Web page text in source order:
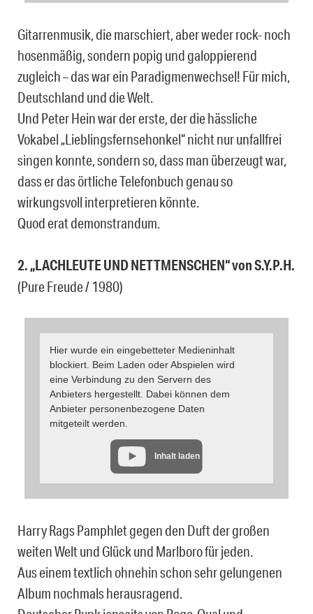
Gitarrenmusik, die marschiert, aber weder rock- noch
hosenmäßig, sondern popig und galoppierend
zugleich – das war ein Paradigmenwechsel! Für mich,
Deutschland und die Welt.
Und Peter Hein war der erste, der die hässliche
Vokabel „Lieblingsfernsehonkel“ nicht nur unfallfrei
singen konnte, sondern so, dass man überzeugt war,
dass er das örtliche Telefonbuch genau so
wirkungsvoll interpretieren könnte.
Quod erat demonstrandum.
2. „LACHLEUTE UND NETTMENSCHEN“ von S.Y.P.H.
(Pure Freude / 1980)
Hier wurde ein eingebetteter Medieninhalt
blockiert. Beim Laden oder Abspielen wird
eine Verbindung zu den Servern des
Anbieters hergestellt. Dabei können dem
Anbieter personenbezogene Daten
mitgeteilt werden.
Inhalt laden
Harry Rags Pamphlet gegen den Duft der großen
weiten Welt und Glück und Marlboro für jeden.
Aus einem textlich ohnehin schon sehr gelungenen
Album nochmals herausragend.